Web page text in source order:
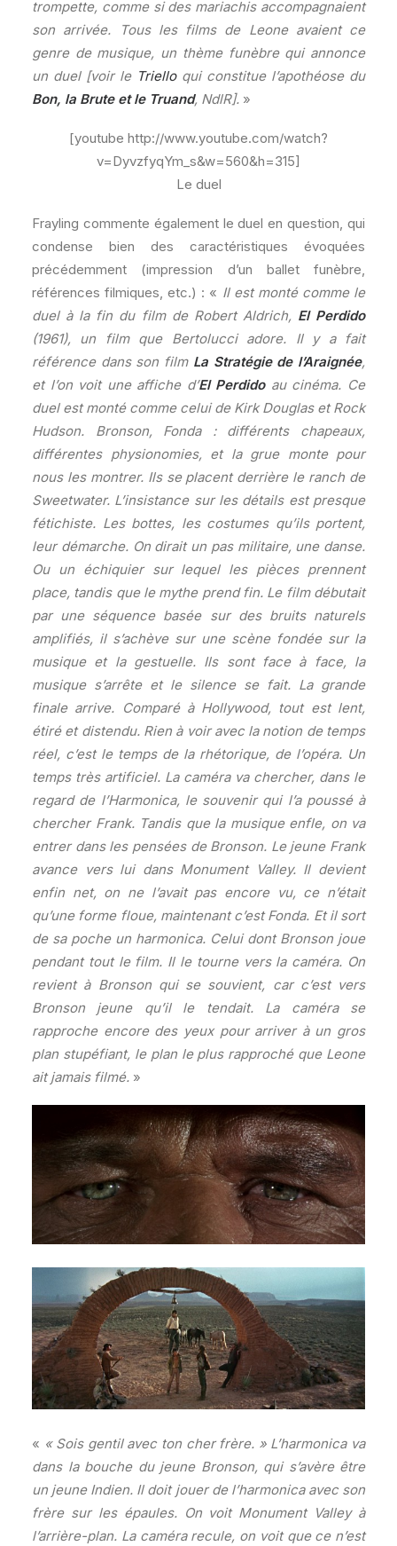
trompette, comme si des mariachis accompagnaient
son arrivée. Tous les films de Leone avaient ce
genre de musique, un thème funèbre qui annonce
un duel [voir le Trielloqui constitue l’apothéose du
Bon, la Brute et le Truand, NdlR]. »
[youtube http://www.youtube.com/watch?
v=DyvzfyqYm_s&w=560&h=315]
Le duel
Frayling commente également le duel en question, qui
condense bien des caractéristiques évoquées
précédemment (impression d’un ballet funèbre,
références filmiques, etc.) : « Il est monté comme le
duel à la fin du film de Robert Aldrich, El Perdido
(1961), un film que Bertolucci adore. Il y a fait
référence dans son film La Stratégie de l’Araignée,
et l’on voit une affiche d’El Perdidoau cinéma. Ce
duel est monté comme celui de Kirk Douglas et Rock
Hudson. Bronson, Fonda : différents chapeaux,
différentes physionomies, et la grue monte pour
nous les montrer. Ils se placent derrière le ranch de
Sweetwater. L’insistance sur les détails est presque
fétichiste. Les bottes, les costumes qu’ils portent,
leur démarche. On dirait un pas militaire, une danse.
Ou un échiquier sur lequel les pièces prennent
place, tandis que le mythe prend fin. Le film débutait
par une séquence basée sur des bruits naturels
amplifiés, il s’achève sur une scène fondée sur la
musique et la gestuelle. Ils sont face à face, la
musique s’arrête et le silence se fait. La grande
finale arrive. Comparé à Hollywood, tout est lent,
étiré et distendu. Rien à voir avec la notion de temps
réel, c’est le temps de la rhétorique, de l’opéra. Un
temps très artificiel. La caméra va chercher, dans le
regard de l’Harmonica, le souvenir qui l’a poussé à
chercher Frank. Tandis que la musique enfle, on va
entrer dans les pensées de Bronson. Le jeune Frank
avance vers lui dans Monument Valley. Il devient
enfin net, on ne l’avait pas encore vu, ce n’était
qu’une forme floue, maintenant c’est Fonda. Et il sort
de sa poche un harmonica. Celui dont Bronson joue
pendant tout le film. Il le tourne vers la caméra. On
revient à Bronson qui se souvient, car c’est vers
Bronson jeune qu’il le tendait. La caméra se
rapproche encore des yeux pour arriver à un gros
plan stupéfiant, le plan le plus rapproché que Leone
ait jamais filmé. »
« « Sois gentil avec ton cher frère. » L’harmonica va
dans la bouche du jeune Bronson, qui s’avère être
un jeune Indien. Il doit jouer de l’harmonica avec son
frère sur les épaules. On voit Monument Valley à
l’arrière-plan. La caméra recule, on voit que ce n’est